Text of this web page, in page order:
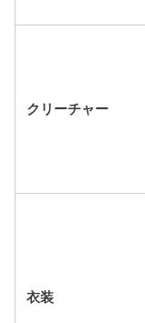
クリーチャー
衣装